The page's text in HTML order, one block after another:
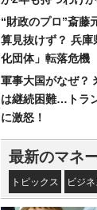
“財政のプロ”斎藤
算見抜けず？ 兵
化団体」転落危機
軍事大国がなぜ？
は継続困難…トラ
に激怒！
最新のマネ
トピックス ビジネ